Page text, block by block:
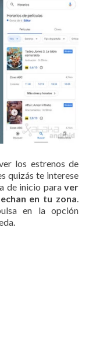
los estrenos de
quizás te interese
de inicio para ver
en tu zona.
en la opción